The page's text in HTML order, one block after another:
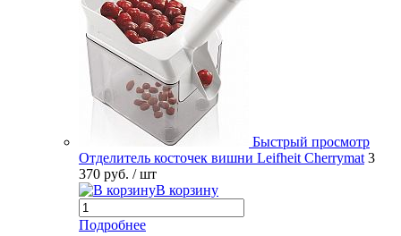
Быстрый просмотр
Отделитель косточек вишни Leifheit Cherrymat 3
370 руб. / шт
В корзину
Подробнее